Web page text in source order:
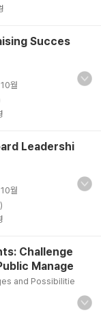
Succes
월
Leadershi
월
Challenge
Manage
and Possibilitie